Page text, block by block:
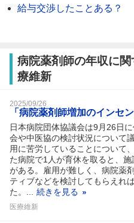
給与交渉したことある？
病院薬剤師の年収に
療維新
2025/09/26
「病院薬剤師増加のインセ
日本病院団体協議会は9月26日
会や中医協の検討状況について
用に苦労していることについて
た病院で1人が育休を取ると、
がある。雇用が難しく、病院薬
ティブなどを検討してもらえれ
た。...
続きを見る
医療維新